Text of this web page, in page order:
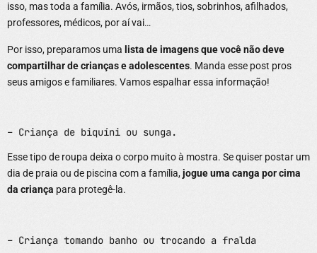
isso, mas toda a família. Avós, irmãos, tios, sobrinhos, afilhados,
professores, médicos, por aí vai…
Por isso, preparamos uma lista de imagens que você não deve
compartilhar de crianças e adolescentes. Manda esse post pros
seus amigos e familiares. Vamos espalhar essa informação!
– Criança de biquíni ou sunga.
Esse tipo de roupa deixa o corpo muito à mostra. Se quiser postar um
dia de praia ou de piscina com a família,jogue uma canga por cima
da criança para protegê-la.
– Criança tomando banho ou trocando a fralda